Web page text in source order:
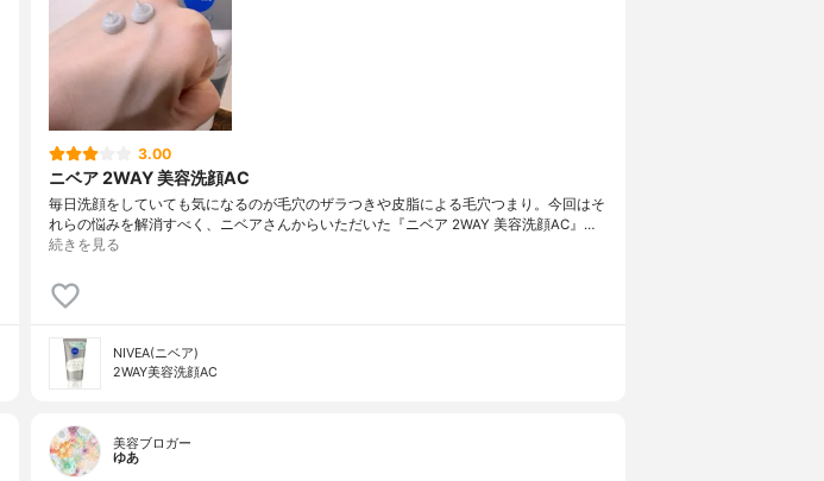
3.00
ニベア 2WAY 美容洗顔AC
毎日洗顔をしていても気になるのが毛穴のザラつきや皮脂による毛穴つまり。今回はそ
れらの悩みを解消すべく、ニベアさんからいただいた『ニベア 2WAY 美容洗顔AC』…
続きを見る
NIVEA(ニベア)
2WAY美容洗顔AC
美容ブロガー
ゆあ